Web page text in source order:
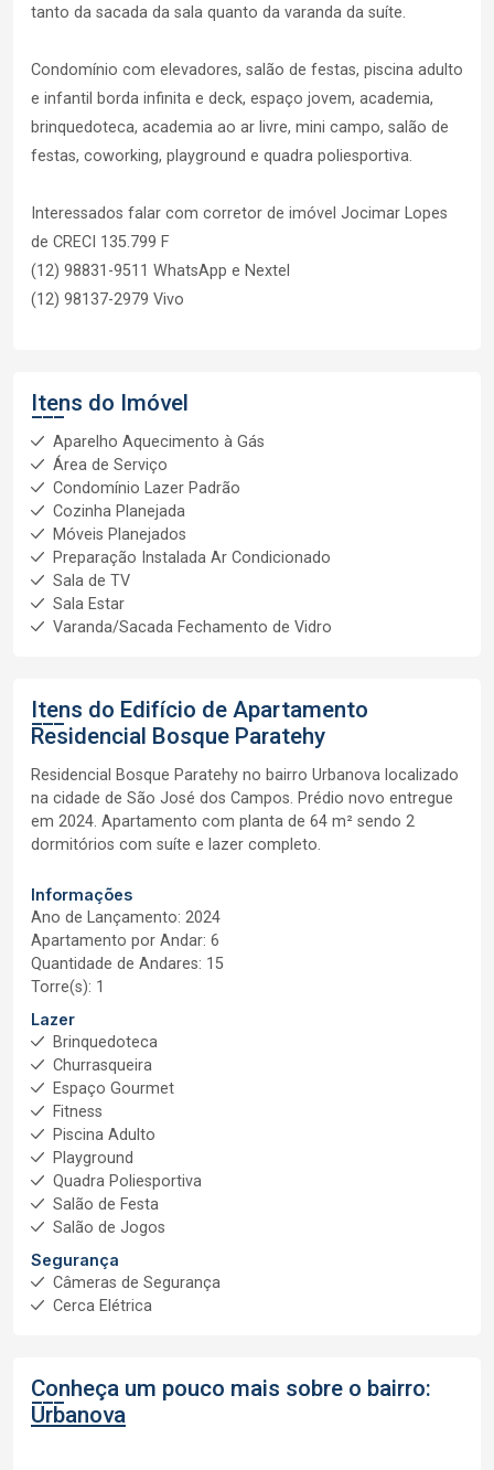
tanto da sacada da sala quanto da varanda da suíte.
Condomínio com elevadores, salão de festas, piscina adulto
e infantil borda infinita e deck, espaço jovem, academia,
brinquedoteca, academia ao ar livre, mini campo, salão de
festas, coworking, playground e quadra poliesportiva.
Interessados falar com corretor de imóvel Jocimar Lopes
de CRECI 135.799 F
(12) 98831-9511 WhatsApp e Nextel
(12) 98137-2979 Vivo
Itens do Imóvel
Aparelho Aquecimento à Gás
Área de Serviço
Condomínio Lazer Padrão
Cozinha Planejada
Móveis Planejados
Preparação Instalada Ar Condicionado
Sala de TV
Sala Estar
Varanda/Sacada Fechamento de Vidro
Itens do Edifício de Apartamento
Residencial Bosque Paratehy
Residencial Bosque Paratehy no bairro Urbanova localizado
na cidade de São José dos Campos. Prédio novo entregue
em 2024. Apartamento com planta de 64 m² sendo 2
dormitórios com suíte e lazer completo.
Informações
Ano de Lançamento: 2024
Apartamento por Andar: 6
Quantidade de Andares: 15
Torre(s): 1
Lazer
Brinquedoteca
Churrasqueira
Espaço Gourmet
Fitness
Piscina Adulto
Playground
Quadra Poliesportiva
Salão de Festa
Salão de Jogos
Segurança
Câmeras de Segurança
Cerca Elétrica
Conheça um pouco mais sobre o bairro:
Urbanova